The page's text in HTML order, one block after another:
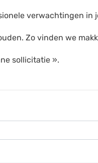
verwachtingen in
Zo vinden we
sollicitatie ».